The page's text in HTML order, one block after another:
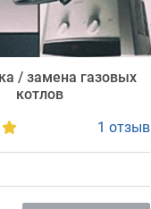
/ замена газовых
котлов
1 отзыв